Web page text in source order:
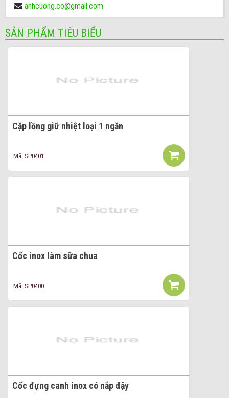
anhcuong.co@gmail.com
SẢN PHẨM TIÊU BIỂU
Cặp lồng giữ nhiệt loại 1 ngăn
Mã: SP0401
Cốc inox làm sữa chua
Mã: SP0400
Cốc đựng canh inox có nắp đậy